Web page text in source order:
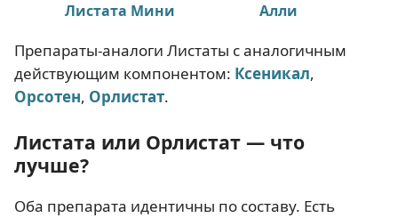
Листата Мини Алли
Препараты-аналоги Листаты с аналогичным
действующим компонентом: Ксеникал,
Орсотен, Орлистат.
Листата или Орлистат — что
лучше?
Оба препарата идентичны по составу. Есть